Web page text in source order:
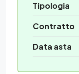
Tipologia
Contratto
Data asta